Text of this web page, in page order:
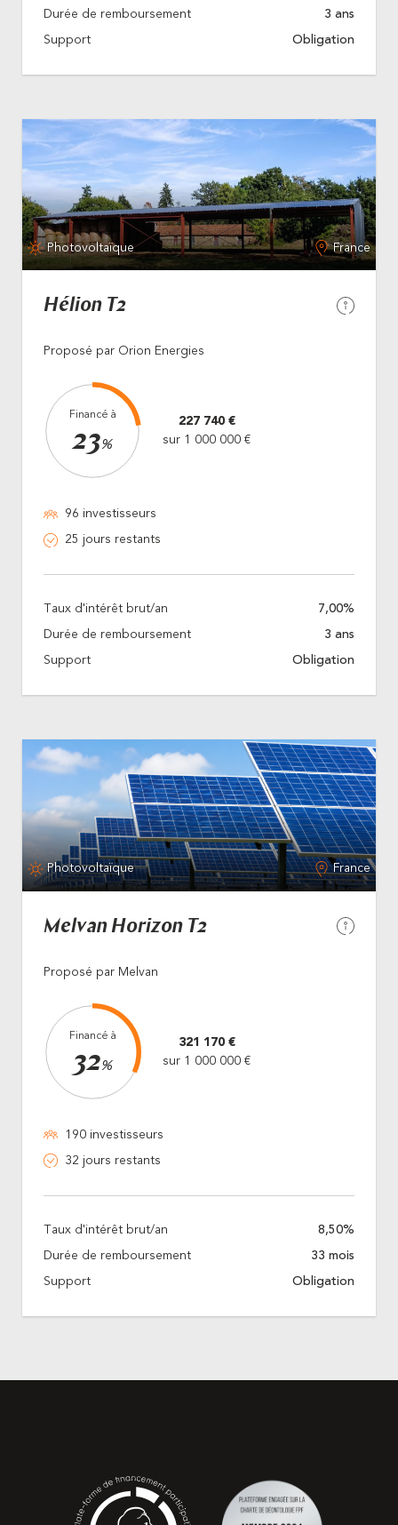
Durée de remboursement 3 ans
Support Obligation
Photovoltaïque France
Hélion T2
Proposé par Orion Energies
Financé à
23%
227 740 €
sur 1 000 000 €
96 investisseurs
25 jours restants
Taux d'intérêt brut/an 7,00%
Durée de remboursement 3 ans
Support Obligation
Photovoltaïque France
Melvan Horizon T2
Proposé par Melvan
Financé à
32%
321 170 €
sur 1 000 000 €
190 investisseurs
32 jours restants
Taux d'intérêt brut/an 8,50%
Durée de remboursement 33 mois
Support Obligation